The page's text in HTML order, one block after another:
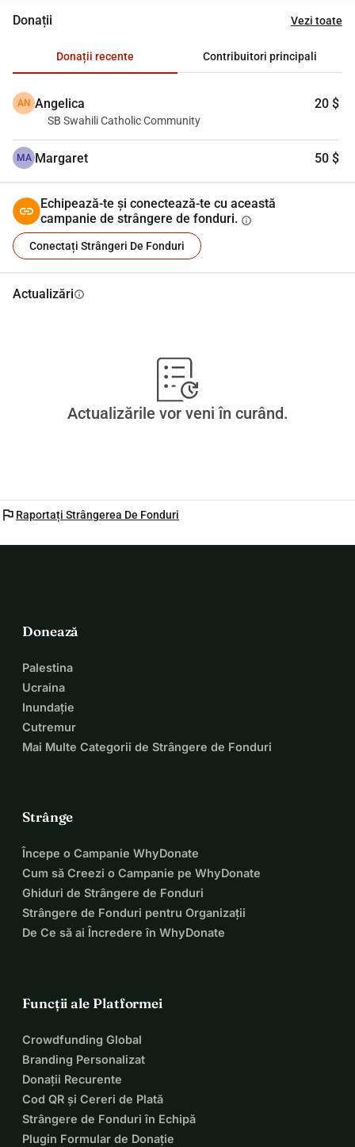
credință, comunicările și costurile de operare de bază care
întregului an. Fiecare cadou, fie că este o dată sau recurent,
unei prezențe vizibile și de sprijin pentru catolicii de origine
africană din dieceză.
Donații Vezi toate
Donații recente Contribuitori principali
AN Angelica 20 $
SB Swahili Catholic Community
MA Margaret 50 $
Echipează-te și conectează-te cu această
campanie de strângere de fonduri. info
Conectați Strângeri De Fonduri
Actualizăriinfo
Actualizările vor veni în curând.
flag Raportați Strângerea De Fonduri
Donează
Palestina
Ucraina
Inundație
Cutremur
Mai Multe Categorii de Strângere de Fonduri
Strânge
Începe o Campanie WhyDonate
Cum să Creezi o Campanie pe WhyDonate
Ghiduri de Strângere de Fonduri
Strângere de Fonduri pentru Organizații
De Ce să ai Încredere în WhyDonate
Funcții ale Platformei
Crowdfunding Global
Branding Personalizat
Donații Recurente
Cod QR și Cereri de Plată
Strângere de Fonduri în Echipă
Plugin Formular de Donație